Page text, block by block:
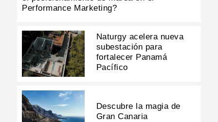
Performance Marketing?
Naturgy acelera nueva
subestación para
fortalecer Panamá
Pacífico
Descubre la magia de
Gran Canaria